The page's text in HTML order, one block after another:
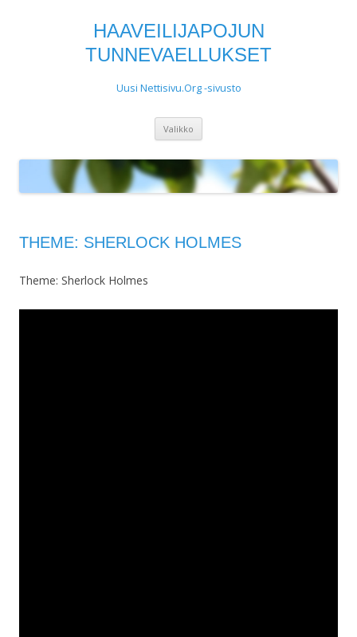
HAAVEILIJAPOJUN
TUNNEVAELLUKSET
Uusi Nettisivu.Org -sivusto
Valikko
THEME: SHERLOCK HOLMES
Theme: Sherlock Holmes